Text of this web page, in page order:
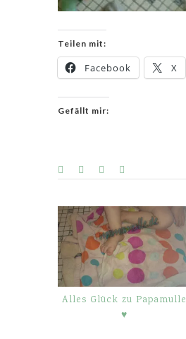
Teilen mit:
Facebook X
Gefällt mir:
Alles Glück zu Papamulle
♥